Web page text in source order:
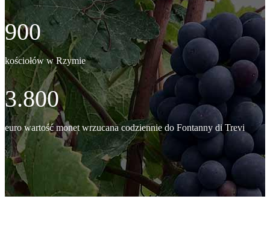
900
kościołów w Rzymie
3.800
euro wartość monet wrzucana codziennie do Fontanny di Trevi